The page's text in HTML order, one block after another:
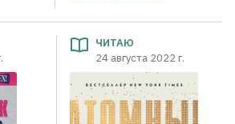
ЧИТАЮ
24 августа 2022 г.